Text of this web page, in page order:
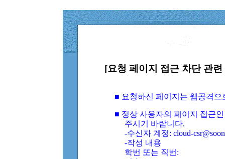
[요청 페이지 접근 차단 관
■ 요청하신 페이지는 웹공격
■ 정상 사용자의 페이지 접근
주시기 바랍니다.
-수신자 계정: cloud-
-작성 내용
학번 또는 직번: